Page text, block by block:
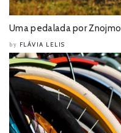
Uma pedalada por Znojmo
by FLÁVIA LELIS